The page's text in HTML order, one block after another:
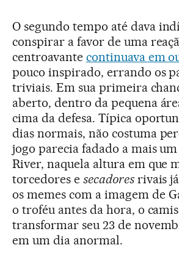
O segundo tempo até dava
conspirar a favor de uma
centroavante continuava em
pouco inspirado, errando os
triviais. Em sua primeira
aberto, dentro da pequena
cima da defesa. Típica
dias normais, não costuma
jogo parecia fadado a mais
River, naquela altura em que
torcedores e secadoresrivais
os memes com a imagem de
o troféu antes da hora, o
transformar seu 23 de
em um dia anormal.